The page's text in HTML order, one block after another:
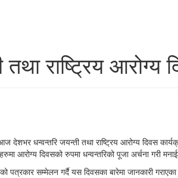
राष्ट्रिय आरोग्य
देशभर धन्वन्तरि जयन्ती तथा राष्ट्रिय आरोग्य दिवस
आरोग्य दिवसको रुपमा धन्वन्तरिको पूजा अर्चना गरी
पत्रकार सम्मेलन गर्दै यस दिवसका बारेमा जानकारी